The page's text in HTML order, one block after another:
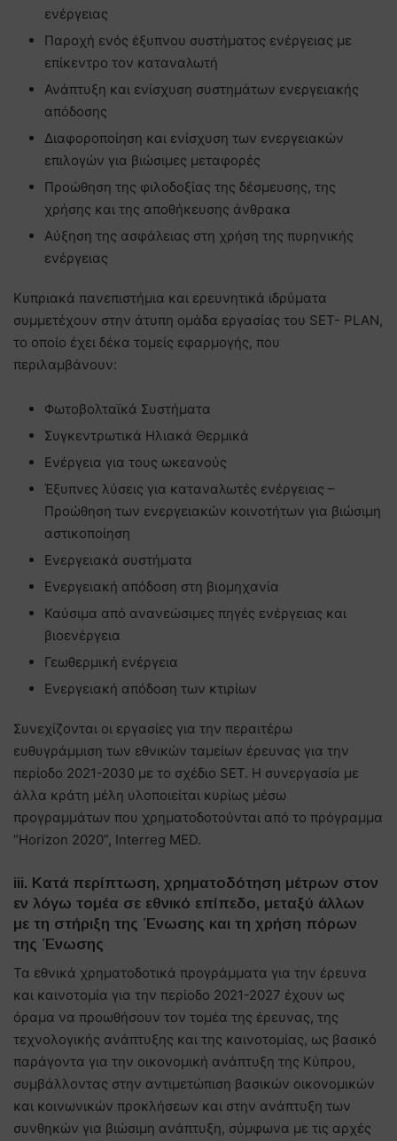
ενέργειας
Παροχή ενός έξυπνου συστήματος ενέργειας με
επίκεντρο τον καταναλωτή
Ανάπτυξη και ενίσχυση συστημάτων ενεργειακής
απόδοσης
Διαφοροποίηση και ενίσχυση των ενεργειακών
επιλογών για βιώσιμες μεταφορές
Προώθηση της φιλοδοξίας της δέσμευσης, της
χρήσης και της αποθήκευσης άνθρακα
Αύξηση της ασφάλειας στη χρήση της πυρηνικής
ενέργειας
Κυπριακά πανεπιστήμια και ερευνητικά ιδρύματα
συμμετέχουν στην άτυπη ομάδα εργασίας του SET- PLAN,
το οποίο έχει δέκα τομείς εφαρμογής, που
περιλαμβάνουν:
Φωτοβολταϊκά Συστήματα
Συγκεντρωτικά Ηλιακά Θερμικά
Ενέργεια για τους ωκεανούς
Έξυπνες λύσεις για καταναλωτές ενέργειας –
Προώθηση των ενεργειακών κοινοτήτων για βιώσιμη
αστικοποίηση
Ενεργειακά συστήματα
Ενεργειακή απόδοση στη βιομηχανία
Καύσιμα από ανανεώσιμες πηγές ενέργειας και
βιοενέργεια
Γεωθερμική ενέργεια
Ενεργειακή απόδοση των κτιρίων
Συνεχίζονται οι εργασίες για την περαιτέρω
ευθυγράμμιση των εθνικών ταμείων έρευνας για την
περίοδο 2021-2030 με το σχέδιο SET. Η συνεργασία με
άλλα κράτη μέλη υλοποιείται κυρίως μέσω
προγραμμάτων που χρηματοδοτούνται από το πρόγραμμα
“Horizon 2020”, Interreg MED.
iii. Κατά περίπτωση, χρηματοδότηση μέτρων στον
εν λόγω τομέα σε εθνικό επίπεδο, μεταξύ άλλων
με τη στήριξη της Ένωσης και τη χρήση πόρων
της Ένωσης
Τα εθνικά χρηματοδοτικά προγράμματα για την έρευνα
και καινοτομία για την περίοδο 2021-2027 έχουν ως
όραμα να προωθήσουν τον τομέα της έρευνας, της
τεχνολογικής ανάπτυξης και της καινοτομίας, ως βασικό
παράγοντα για την οικονομική ανάπτυξη της Κύπρου,
συμβάλλοντας στην αντιμετώπιση βασικών οικονομικών
και κοινωνικών προκλήσεων και στην ανάπτυξη των
συνθηκών για βιώσιμη ανάπτυξη, σύμφωνα με τις αρχές